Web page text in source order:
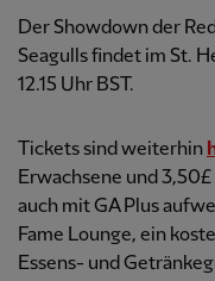
Der Showdown der
Seagulls findet im St.
12.15 Uhr BST.
Tickets sind weiterhin
Erwachsene und
auch mit GA Plus
Fame Lounge, ein
Essens- und